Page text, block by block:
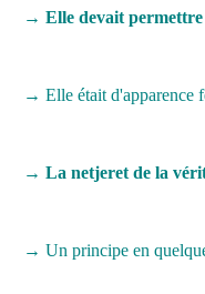
→ Elle devait
→ Elle était d'apparence
→ La netjeret de la
→ Un principe en